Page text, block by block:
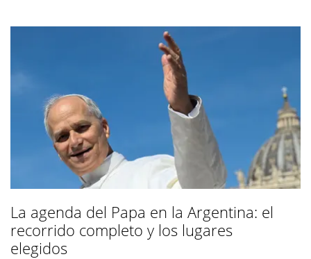
La agenda del Papa en la Argentina: el
recorrido completo y los lugares
elegidos